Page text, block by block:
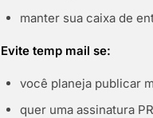
manter sua caixa de
Evite temp mail se:
você planeja publicar
quer uma assinatura